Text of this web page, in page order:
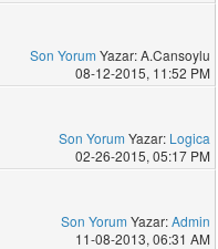
Son Yorum Yazar: A.Cansoylu
08-12-2015, 11:52 PM
Son Yorum Yazar: Logica
02-26-2015, 05:17 PM
Son Yorum Yazar:Admin
11-08-2013, 06:31 AM